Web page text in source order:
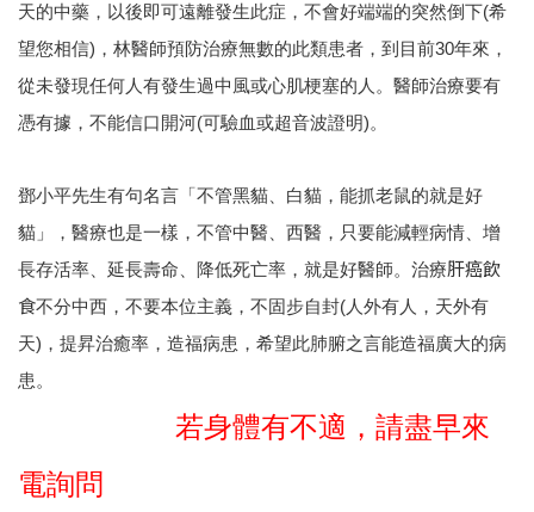
天的中藥，以後即可遠離發生此症，不會好端端的突然倒下(希
望您相信)，林醫師預防治療無數的此類患者，到目前30年來，
從未發現任何人有發生過中風或心肌梗塞的人。醫師治療要有
憑有據，不能信口開河(可驗血或超音波證明)。
鄧小平先生有句名言「不管黑貓、白貓，能抓老鼠的就是好
貓」，醫療也是一樣，不管中醫、西醫，只要能減輕病情、增
長存活率、延長壽命、降低死亡率，就是好醫師。 治療肝癌飲
食不分中西，不要本位主義，不固步自封(人外有人，天外有
天)，提昇治癒率，造福病患，希望此肺腑之言能造福廣大的病
患。
若身體有不適，請盡早來
電詢問